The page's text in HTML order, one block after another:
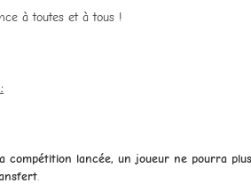
à toutes et à tous !
compétition lancée, un joueur ne pourra
.